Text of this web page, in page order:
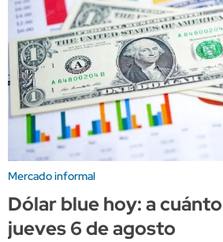
Mercado informal
Dólar blue hoy: a
jueves 6 de agosto